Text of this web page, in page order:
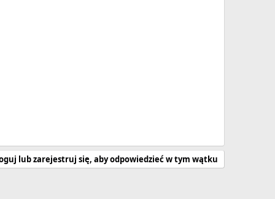
lub zarejestruj się, aby odpowiedzieć w tym wątku